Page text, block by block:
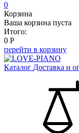
0
Корзина
Ваша корзина пуста
Итого:
0 Р
перейти в корзину
Каталог Доставка и